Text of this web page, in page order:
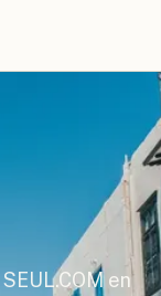
en